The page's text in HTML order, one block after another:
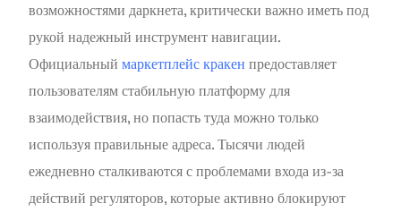
возможностями даркнета, критически важно иметь под
рукой надежный инструмент навигации.
Официальныймаркетплейс кракен предоставляет
пользователям стабильную платформу для
взаимодействия, но попасть туда можно только
используя правильные адреса. Тысячи людей
ежедневно сталкиваются с проблемами входа из-за
действий регуляторов, которые активно блокируют